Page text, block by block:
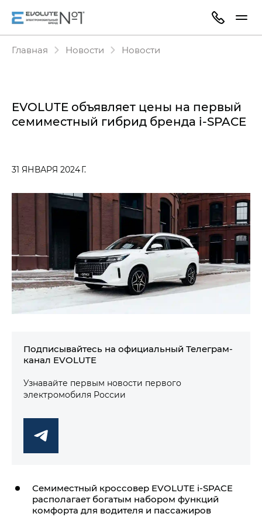
Главная Новости Новости
EVOLUTE объявляет цены на первый
семиместный гибрид бренда i‑SPACE
31 ЯНВАРЯ 2024 Г.
Подписывайтесь на официальный Телеграм-
канал EVOLUTE
Узнавайте первым новости первого
электромобиля России
Семиместный кроссовер EVOLUTE i‑SPACE
располагает богатым набором функций
комфорта для водителя и пассажиров